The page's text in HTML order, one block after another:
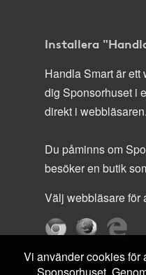
Installera
Handla Smart är
dig Sponsorhuset i
direkt i webbläsaren.
Du påminns om
besöker en butik
Välj webbläsare för
Vi använder cookies för